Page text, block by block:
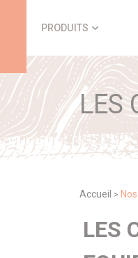
PRODUITS
LES
Accueil >
LES